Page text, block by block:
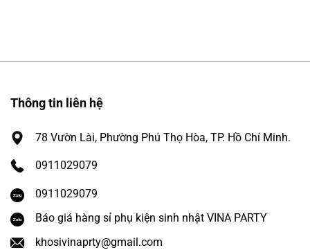
Thông tin liên hệ
78 Vườn Lài, Phường Phú Thọ Hòa, TP. Hồ Chí Minh.
0911029079
0911029079
Báo giá hàng sỉ phụ kiện sinh nhật VINA PARTY
khosivinaprty@gmail.com